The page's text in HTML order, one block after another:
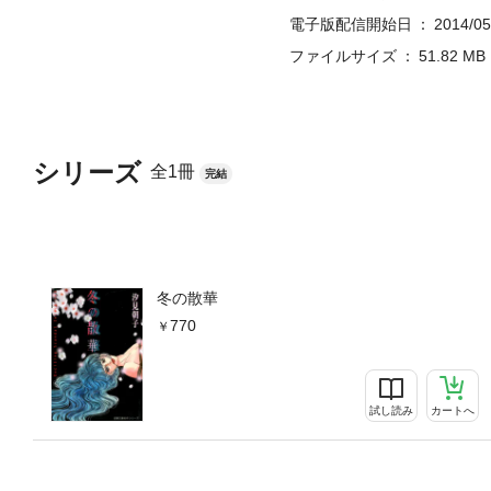
シリーズ 全1冊 完結
冬の散華
770
試し読み カートへ
電子版配信開始日
2014/
ファイルサイズ
51.82 MB